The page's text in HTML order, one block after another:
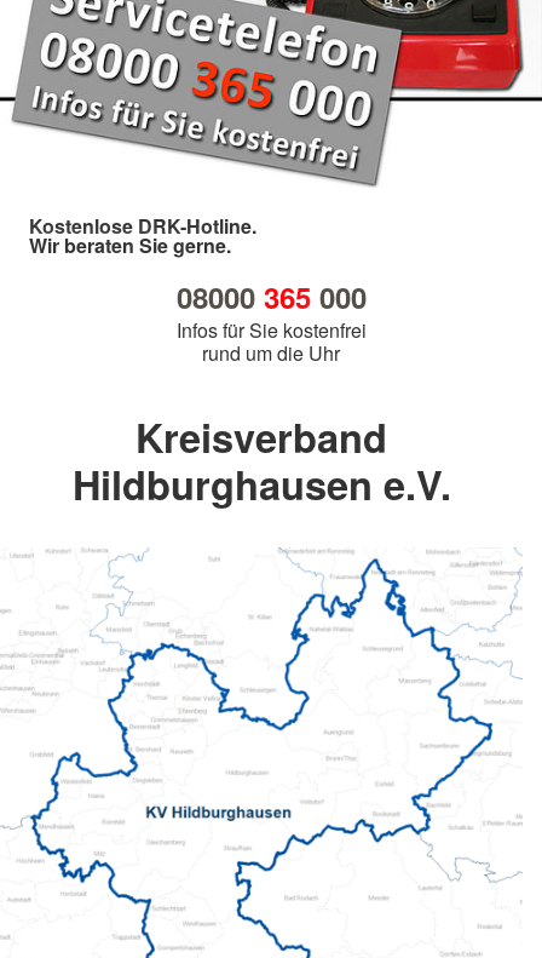
Kostenlose DRK-Hotline.
Wir beraten Sie gerne.
08000 365000
Infos für Sie kostenfrei
rund um die Uhr
Kreisverband
Hildburghausen e.V.